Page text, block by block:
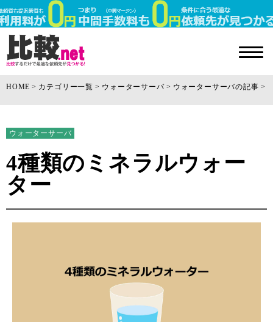
HOME カテゴリー一覧 ウォーターサーバ ウォーターサーバの記事
ウォーターサーバ
4種類のミネラルウォー
ター